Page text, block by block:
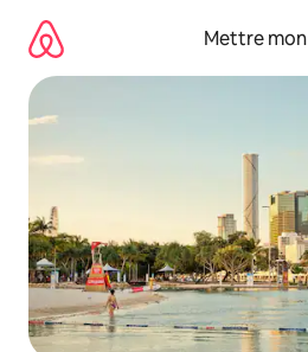
directement
contenu
Mettre